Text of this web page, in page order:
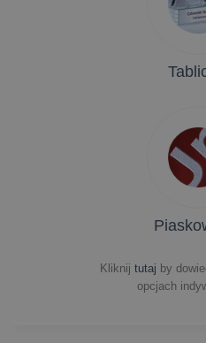
Kliknij tutaj by
opcjach